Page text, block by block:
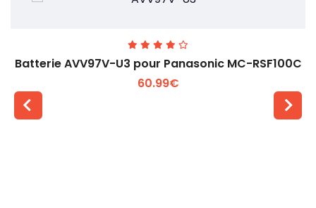
Batterie AVV97V-U3 pour Panasonic MC-RSF100C
60.99€